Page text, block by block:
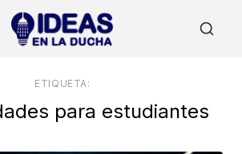
ETIQUETA:
para estudiantes